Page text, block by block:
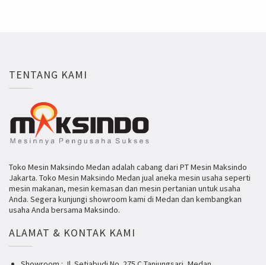
TENTANG KAMI
Toko Mesin Maksindo Medan adalah cabang dari PT Mesin Maksindo
Jakarta. Toko Mesin Maksindo Medan jual aneka mesin usaha seperti
mesin makanan, mesin kemasan dan mesin pertanian untuk usaha
Anda. Segera kunjungi showroom kami di Medan dan kembangkan
usaha Anda bersama Maksindo.
ALAMAT & KONTAK KAMI